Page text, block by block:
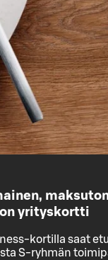
yrityskortti
kortilla saat
S-ryhmän